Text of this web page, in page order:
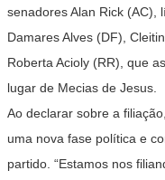
senadores Alan Rick (AC),
Damares Alves (DF),
Roberta Acioly (RR), que
lugar de Mecias de Jesus.
Ao declarar sobre a
uma nova fase política e
partido. “Estamos nos